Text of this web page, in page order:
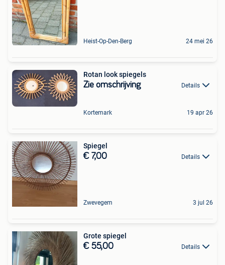
Heist-Op-Den-Berg 24 mei 26
Rotan look spiegels
Zie omschrijving Details
Kortemark 19 apr 26
Spiegel
€ 7,00 Details
Zwevegem 3 jul 26
Grote spiegel
€ 55,00 Details